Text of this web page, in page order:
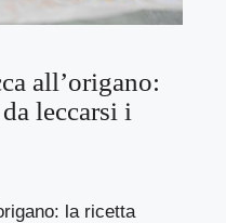
all’origano:
leccarsi i
la ricetta